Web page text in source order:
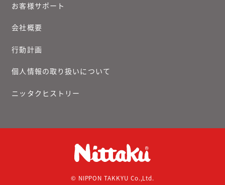
お客様サポート
会社概要
行動計画
個人情報の取り扱いについて
ニッタクヒストリー
© NIPPON TAKKYU Co.,Ltd.